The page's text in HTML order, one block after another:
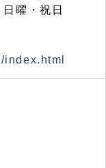
曜・祝日